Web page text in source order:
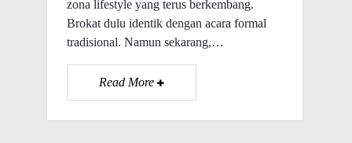
zona lifestyle yang terus berkembang.
Brokat dulu identik dengan acara formal
tradisional. Namun sekarang,…
Read More